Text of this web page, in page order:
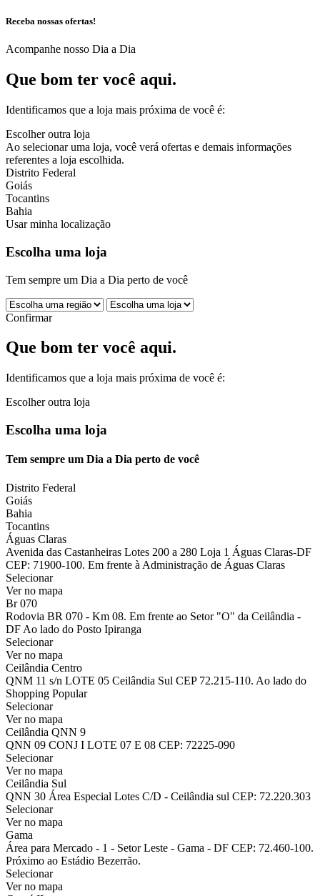
Receba nossas ofertas!
Acompanhe nosso Dia a Dia
Que bom ter você aqui.
Identificamos que a loja mais próxima de você é:
Escolher outra loja
Ao selecionar uma loja, você verá ofertas e demais informações
referentes a loja escolhida.
Distrito Federal
Goiás
Tocantins
Bahia
Usar minha localização
Escolha uma loja
Tem sempre um Dia a Dia perto de você
Confirmar
Que bom ter você aqui.
Identificamos que a loja mais próxima de você é:
Escolher outra loja
Escolha uma loja
Tem sempre um Dia a Dia perto de você
Distrito Federal
Goiás
Bahia
Tocantins
Águas Claras
Avenida das Castanheiras Lotes 200 a 280 Loja 1 Águas Claras-DF
CEP: 71900-100. Em frente à Administração de Águas Claras
Selecionar
Ver no mapa
Br 070
Rodovia BR 070 - Km 08. Em frente ao Setor "O" da Ceilândia -
DF Ao lado do Posto Ipiranga
Selecionar
Ver no mapa
Ceilândia Centro
QNM 11 s/n LOTE 05 Ceilândia Sul CEP 72.215-110. Ao lado do
Shopping Popular
Selecionar
Ver no mapa
Ceilândia QNN 9
QNN 09 CONJ I LOTE 07 E 08 CEP: 72225-090
Selecionar
Ver no mapa
Ceilândia Sul
QNN 30 Área Especial Lotes C/D - Ceilândia sul CEP: 72.220.303
Selecionar
Ver no mapa
Gama
Área para Mercado - 1 - Setor Leste - Gama - DF CEP: 72.460-100.
Próximo ao Estádio Bezerrão.
Selecionar
Ver no mapa